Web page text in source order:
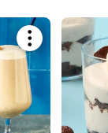
Bookmark
recipe
or
add
it
to
your
collections.